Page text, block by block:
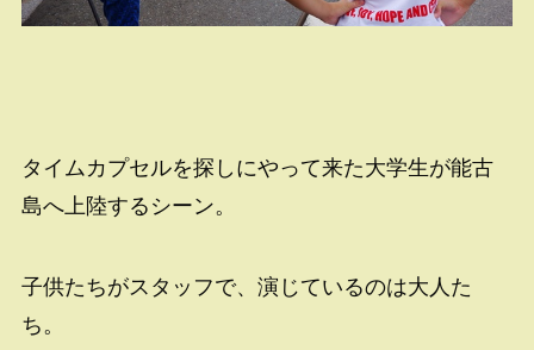
タイムカプセルを探しにやって来た大学生が能古
島へ上陸するシーン。
子供たちがスタッフで、演じているのは大人た
ち。